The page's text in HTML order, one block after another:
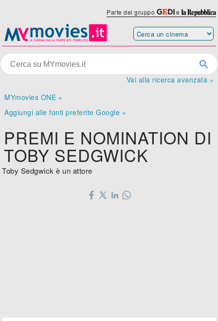
Parte del gruppo e
Vai alla ricerca avanzata »
MYmovies ONE »
Aggiungi alle fonti preferite Google »
PREMI E NOMINATION DI
TOBY SEDGWICK
Toby Sedgwick è un attore